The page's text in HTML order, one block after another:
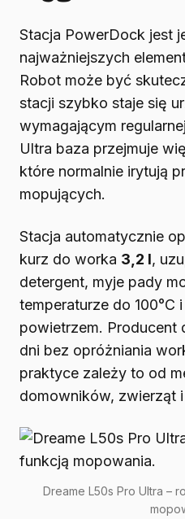
Stacja PowerDock jest
najważniejszych
Robot może być
stacji szybko staje się
wymagającym
Ultra baza przejmuje
które normalnie irytują
mopujących.
Stacja automatycznie
kurz do worka 3,2 l,
detergent, myje pady
temperaturze do 100°C
powietrzem. Producent
dni bez opróżniania
praktyce zależy to od
domowników, zwierząt
Dreame L50s Pro Ultra –